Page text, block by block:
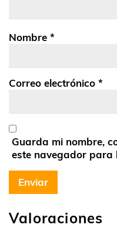
Valoraciones
Nombre *
Correo electrónico *
Guarda mi nombre,
este navegador para